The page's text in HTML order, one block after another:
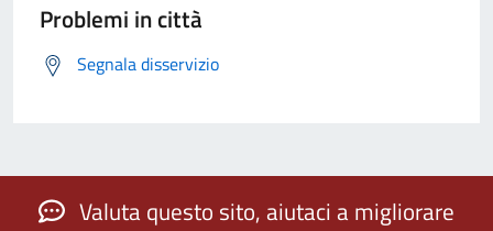
Problemi in città
Segnala disservizio
Valuta questo sito, aiutaci a migliorare